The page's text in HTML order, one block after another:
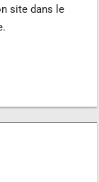
site dans le